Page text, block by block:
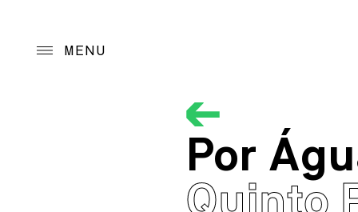
MENU
Cultural program
Programmatic
Por
Quinto